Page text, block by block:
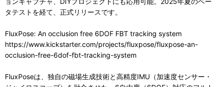
タテストを経て、正式リリースです。
FluxPose: An occlusion free 6DOF FBT tracking system
https://www.kickstarter.com/projects/fluxpose/fluxpose-an-
occlusion-free-6dof-fbt-tracking-system
FluxPoseは、独自の磁場生成技術と高精度IMU（加速度センサー・